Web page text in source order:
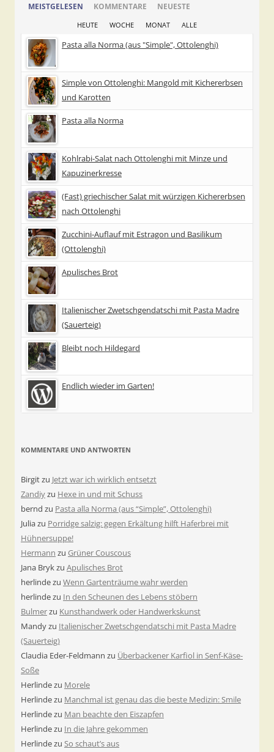
MEISTGELESEN KOMMENTARE NEUESTE
HEUTE WOCHE MONAT ALLE
Pasta alla Norma (aus "Simple", Ottolenghi)
Simple von Ottolenghi: Mangold mit Kichererbsen
und Karotten
Pasta alla Norma
Kohlrabi-Salat nach Ottolenghi mit Minze und
Kapuzinerkresse
(Fast) griechischer Salat mit würzigen Kichererbsen
nach Ottolenghi
Zucchini-Auflauf mit Estragon und Basilikum
(Ottolenghi)
Apulisches Brot
Italienischer Zwetschgendatschi mit Pasta Madre
(Sauerteig)
Bleibt noch Hildegard
Endlich wieder im Garten!
KOMMENTARE UND ANTWORTEN
Birgitzu Jetzt war ich wirklich entsetzt
Zandiyzu Hexe in und mit Schuss
bernd zu Pasta alla Norma (aus “Simple”, Ottolenghi)
Juliazu Porridge salzig: gegen Erkältung hilft Haferbrei mit
Hühnersuppe!
Hermann zu Grüner Couscous
Jana Brykzu Apulisches Brot
herlindezu Wenn Gartenträume wahr werden
herlindezu In den Scheunen des Lebens stöbern
Bulmerzu Kunsthandwerk oder Handwerkskunst
Mandyzu Italienischer Zwetschgendatschi mit Pasta Madre
(Sauerteig)
Claudia Eder-Feldmann zu Überbackener Karfiol in Senf-Käse-
Soße
Herlindezu Morele
Herlindezu Manchmal ist genau das die beste Medizin: Smile
Herlindezu Man beachte den Eiszapfen
Herlindezu In die Jahre gekommen
Herlindezu So schaut’s aus